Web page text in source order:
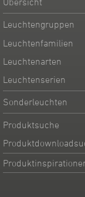
Leuchtengruppen
Leuchtenfamilien
Leuchtenarten
Leuchtenserien
Sonderleuchten
Produktsuche